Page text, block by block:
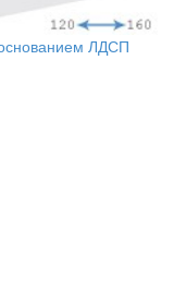
ЛДСП